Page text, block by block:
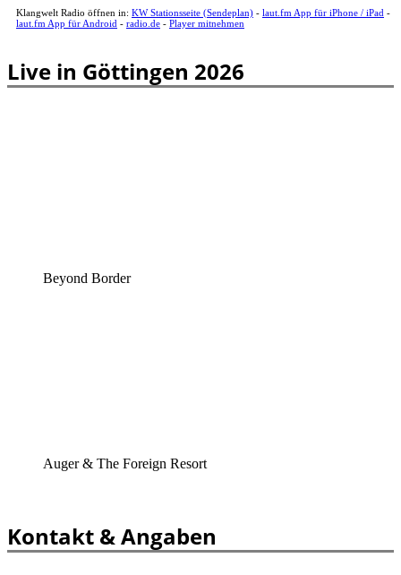
Klangwelt Radio öffnen in: KW Stationsseite (Sendeplan) - laut.fm App für iPhone / iPad -
laut.fm App für Android - radio.de - Player mitnehmen
Live in Göttingen 2026
Beyond Border
Auger & The Foreign Resort
Kontakt & Angaben